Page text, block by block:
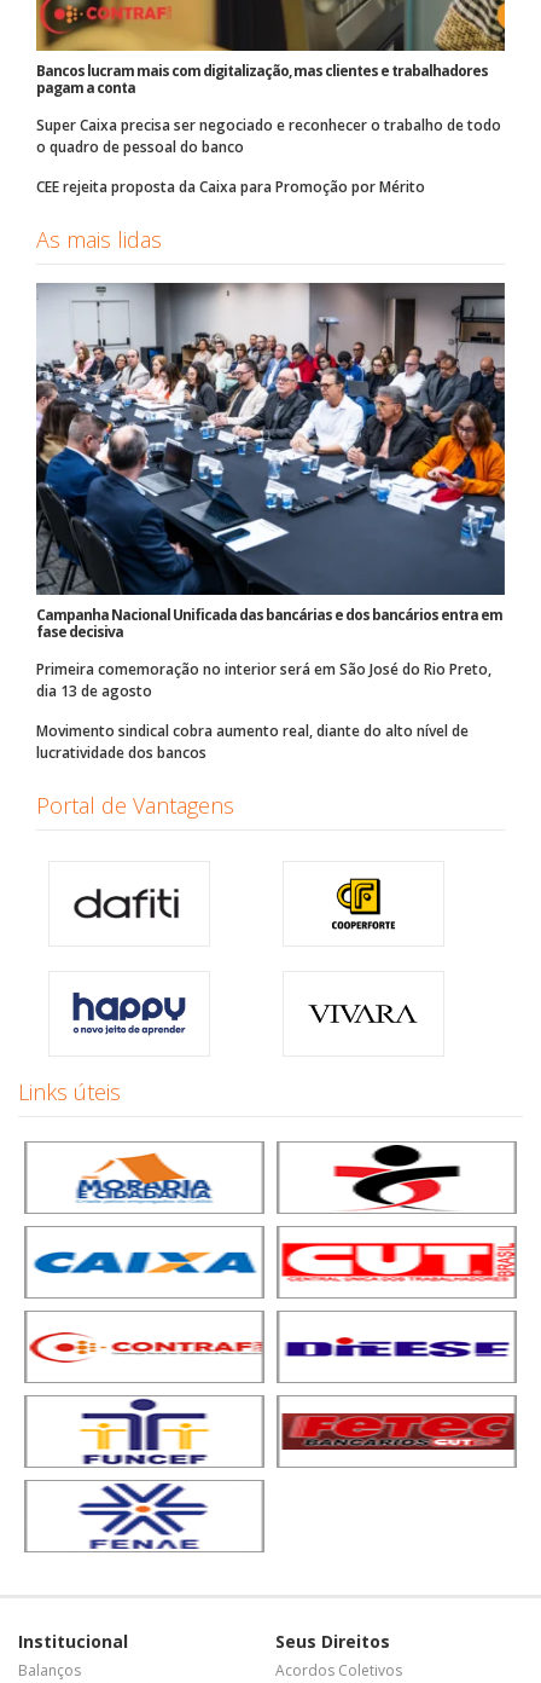
Bancos lucram mais com digitalização, mas clientes e trabalhadores
pagam a conta
Super Caixa precisa ser negociado e reconhecer o trabalho de todo
o quadro de pessoal do banco
CEE rejeita proposta da Caixa para Promoção por Mérito
As mais lidas
Campanha Nacional Unificada das bancárias e dos bancários entra em
fase decisiva
Primeira comemoração no interior será em São José do Rio Preto,
dia 13 de agosto
Movimento sindical cobra aumento real, diante do alto nível de
lucratividade dos bancos
Portal de Vantagens
Links úteis
Institucional
Balanços
Seus Direitos
Acordos Coletivos